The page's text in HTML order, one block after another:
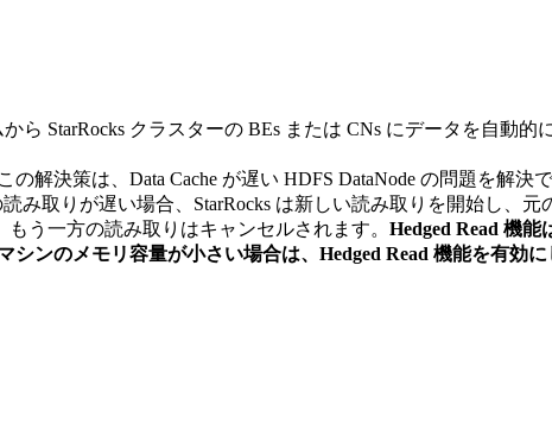
StarRocks クラスターの BEs または CNs にデータを自動的
解決策は、Data Cache が遅い HDFS DataNode の問題を解決
み取りが遅い場合、StarRocks は新しい読み取りを開始し、
う一方の読み取りはキャンセルされます。 Hedged Read 機
ンのメモリ容量が小さい場合は、Hedged Read 機能を有効に